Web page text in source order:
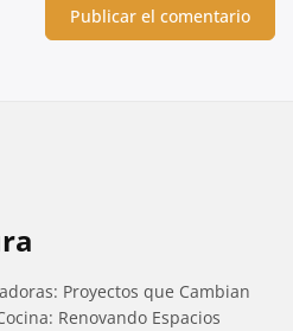
Proyectos que Cambian
Renovando Espacios